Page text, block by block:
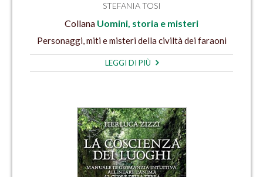
STEFANIA TOSI
Collana Uomini, storia e misteri
Personaggi, miti e misteri della civiltà dei faraoni
LEGGI DI PIÙ